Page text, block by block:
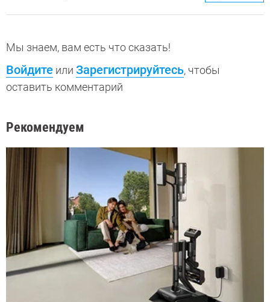
Мы знаем, вам есть что сказать!
Войдите или Зарегистрируйтесь, чтобы
оставить комментарий
Рекомендуем